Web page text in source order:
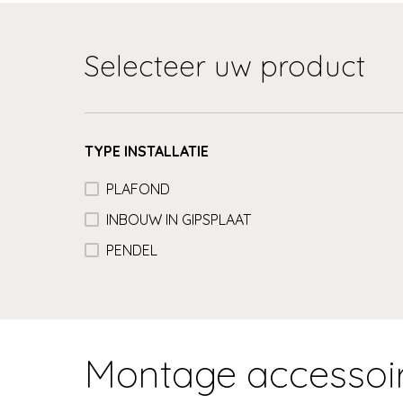
Selecteer uw product
TYPE INSTALLATIE
PLAFOND
INBOUW IN GIPSPLAAT
PENDEL
Montage